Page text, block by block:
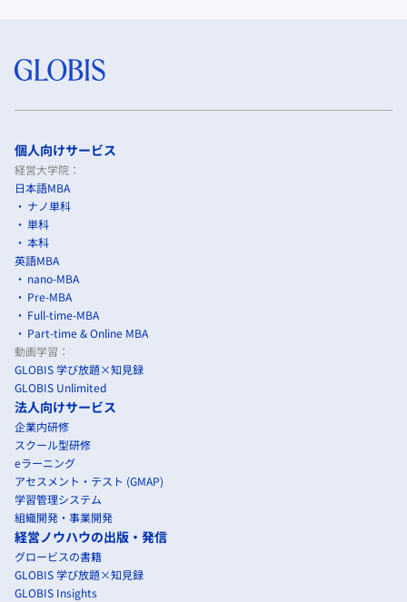
個人向けサービス
経営大学院：
日本語MBA
ナノ単科
単科
本科
英語MBA
nano-MBA
Pre-MBA
Full-time-MBA
Part-time & Online MBA
動画学習：
GLOBIS 学び放題×知見録
GLOBIS Unlimited
法人向けサービス
企業内研修
スクール型研修
eラーニング
アセスメント・テスト (GMAP)
学習管理システム
組織開発・事業開発
経営ノウハウの出版・発信
グロービスの書籍
GLOBIS 学び放題×知見録
GLOBIS Insights